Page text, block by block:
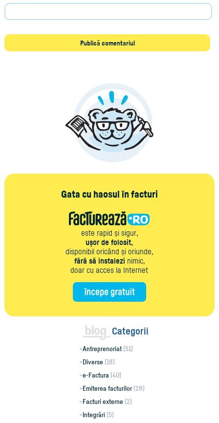
Gata cu haosul în facturi
este rapid și sigur,
ușor de folosit,
disponibil oricând și oriunde,
fără să instalezi nimic,
doar cu acces la Internet
Categorii
Antreprenoriat (51)
Diverse (18)
e-Factura (40)
Emiterea facturilor(28)
Facturi externe (2)
Integrări (5)